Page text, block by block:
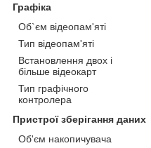
Графіка
Об`єм відеопам'яті
Тип відеопам'яті
Встановлення двох і
більше відеокарт
Тип графічного
контролера
Пристрої зберігання даних
Об'єм накопичувача